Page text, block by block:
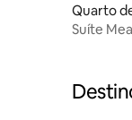
Quarto
Suíte